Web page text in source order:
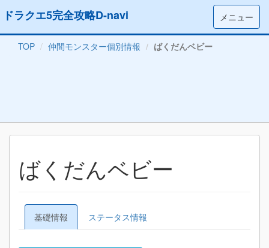
メニュー
ドラクエ5完全攻略D-navi
TOP 仲間モンスター個別情報 ばくだんベビー
ばくだんベビー
基礎情報 ステータス情報